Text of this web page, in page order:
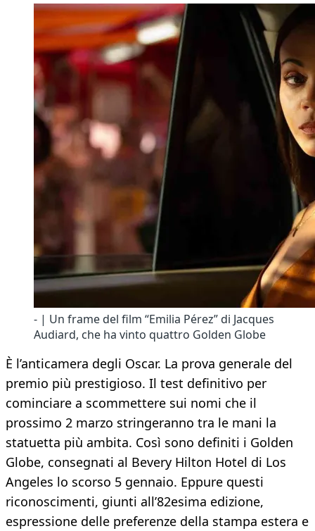
- | Un frame del film “Emilia Pérez” di Jacques
Audiard, che ha vinto quattro Golden Globe
È l’anticamera degli Oscar. La prova generale del
premio più prestigioso. Il test definitivo per
cominciare a scommettere sui nomi che il
prossimo 2 marzo stringeranno tra le mani la
statuetta più ambita. Così sono definiti i Golden
Globe, consegnati al Bevery Hilton Hotel di Los
Angeles lo scorso 5 gennaio. Eppure questi
riconoscimenti, giunti all’82esima edizione,
espressione delle preferenze della stampa estera e